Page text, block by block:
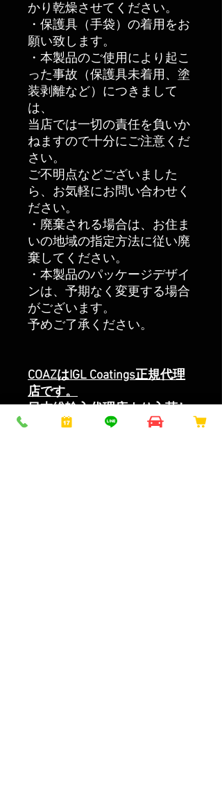
かり乾燥させてください。
・保護具（手袋）の着用をお
願い致します。
・本製品のご使用により起こ
った事故（保護具未着用、塗
装剥離など）につきまして
は、
当店では一切の責任を負いか
ねますので十分にご注意くだ
さい。
ご不明点などございました
ら、お気軽にお問い合わせく
ださい。
・廃棄される場合は、お住ま
いの地域の指定方法に従い廃
棄してください。
・本製品のパッケージデザイ
ンは、予期なく変更する場合
がございます。
予めご了承ください。
COAZはIGL Coatings正規代理
店です。
日本総輸入代理店より入荷し
ております。